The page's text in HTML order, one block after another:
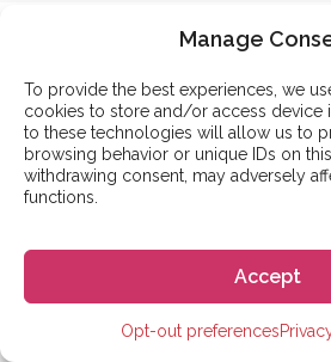
Manage
To provide the best experiences, we
cookies to store and/or access device
to these technologies will allow us to
browsing behavior or unique IDs on
withdrawing consent, may adversely
functions.
Accept
Opt-out preferences
立即开始
您想如何开
还有其他问题吗？
联系我们
系我们。
准